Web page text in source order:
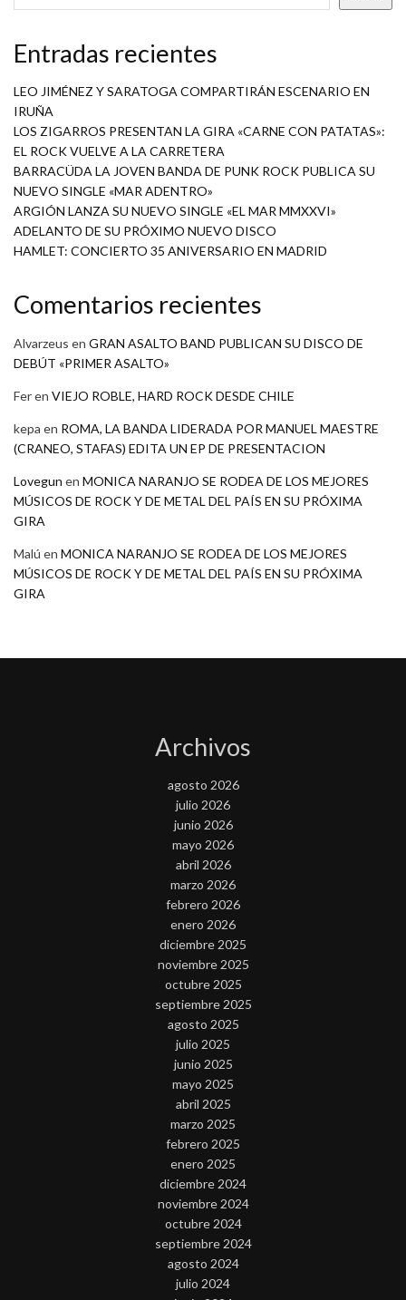
Entradas recientes
LEO JIMÉNEZ Y SARATOGA COMPARTIRÁN ESCENARIO EN
IRUÑA
LOS ZIGARROS PRESENTAN LA GIRA «CARNE CON PATATAS»:
EL ROCK VUELVE A LA CARRETERA
BARRACÜDA LA JOVEN BANDA DE PUNK ROCK PUBLICA SU
NUEVO SINGLE «MAR ADENTRO»
ARGIÓN LANZA SU NUEVO SINGLE «EL MAR MMXXVI»
ADELANTO DE SU PRÓXIMO NUEVO DISCO
HAMLET: CONCIERTO 35 ANIVERSARIO EN MADRID
Comentarios recientes
Alvarzeus en GRAN ASALTO BAND PUBLICAN SU DISCO DE
DEBÚT «PRIMER ASALTO»
Feren VIEJO ROBLE, HARD ROCK DESDE CHILE
kepa en ROMA, LA BANDA LIDERADA POR MANUEL MAESTRE
(CRANEO, STAFAS) EDITA UN EP DE PRESENTACION
Lovegun en MONICA NARANJO SE RODEA DE LOS MEJORES
MÚSICOS DE ROCK Y DE METAL DEL PAÍS EN SU PRÓXIMA
GIRA
Malú en MONICA NARANJO SE RODEA DE LOS MEJORES
MÚSICOS DE ROCK Y DE METAL DEL PAÍS EN SU PRÓXIMA
GIRA
Archivos
agosto 2026
julio 2026
junio 2026
mayo 2026
abril 2026
marzo 2026
febrero 2026
enero 2026
diciembre 2025
noviembre 2025
octubre 2025
septiembre 2025
agosto 2025
julio 2025
junio 2025
mayo 2025
abril 2025
marzo 2025
febrero 2025
enero 2025
diciembre 2024
noviembre 2024
octubre 2024
septiembre 2024
agosto 2024
julio 2024